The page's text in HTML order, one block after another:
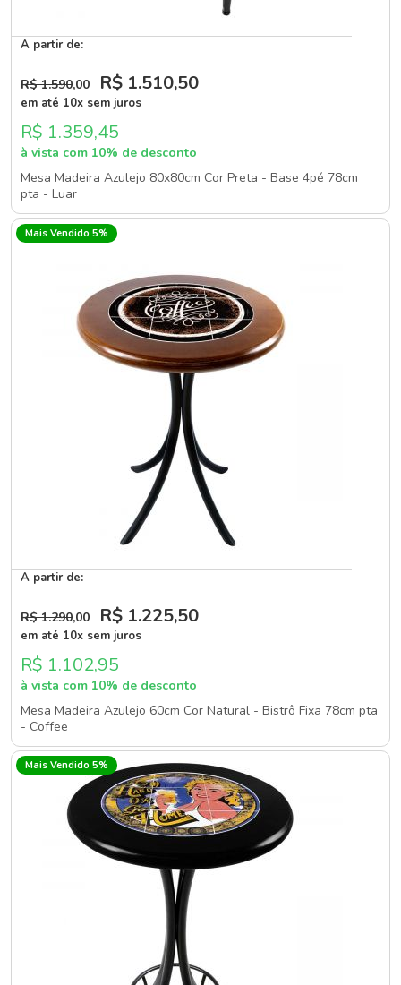
A partir de:
R$ 1.590,00 R$ 1.510,50
em até 10x sem juros
R$ 1.359,45
à vista com 10% de desconto
Mesa Madeira Azulejo 80x80cm Cor Preta - Base 4pé 78cm
pta - Luar
Mais Vendido 5%
A partir de:
R$ 1.290,00 R$ 1.225,50
em até 10x sem juros
R$ 1.102,95
à vista com 10% de desconto
Mesa Madeira Azulejo 60cm Cor Natural - Bistrô Fixa 78cm pta
- Coffee
Mais Vendido 5%